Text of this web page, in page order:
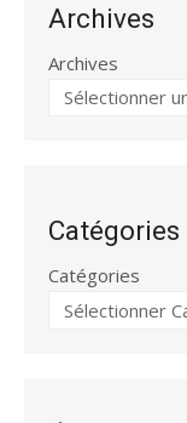
Archives
Archives
Catégories
Catégories